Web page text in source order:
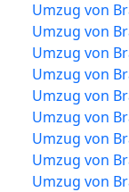
Umzug von
Umzug von
Umzug von
Umzug von
Umzug von
Umzug von
Umzug von
Umzug von
Umzug von